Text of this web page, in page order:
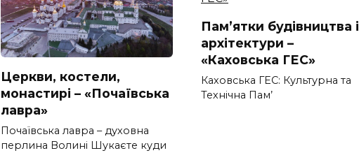
Церкви, костели,
монастирі – «Почаївська
лавра»
Почаївська лавра – духовна
перлина Волині Шукаєте куди
Пам’ятки будівництва і
архітектури –
«Каховська ГЕС»
Каховська ГЕС: Культурна та
Технічна Пам’